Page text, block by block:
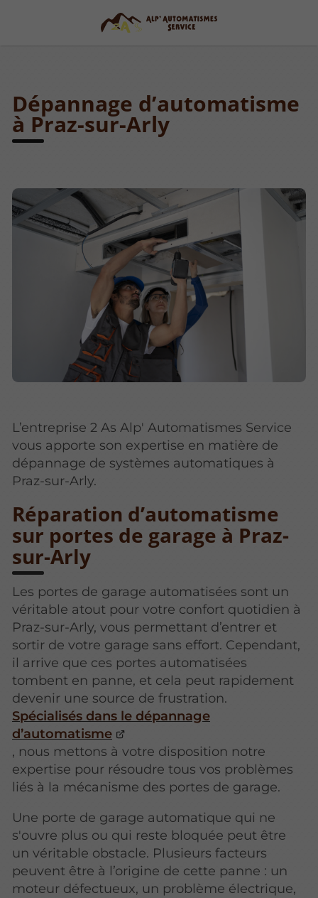
Dépannage d’automatisme
à Praz-sur-Arly
L’entreprise 2 As Alp' Automatismes Service
vous apporte son expertise en matière de
dépannage de systèmes automatiques à
Praz-sur-Arly.
Réparation d’automatisme
sur portes de garage à Praz-
sur-Arly
Les portes de garage automatisées sont un
véritable atout pour votre confort quotidien à
Praz-sur-Arly, vous permettant d’entrer et
sortir de votre garage sans effort. Cependant,
il arrive que ces portes automatisées
tombent en panne, et cela peut rapidement
devenir une source de frustration.
Spécialisés dans le dépannage
d’automatisme
, nous mettons à votre disposition notre
expertise pour résoudre tous vos problèmes
liés à la mécanisme des portes de garage.
Une porte de garage automatique qui ne
s'ouvre plus ou qui reste bloquée peut être
un véritable obstacle. Plusieurs facteurs
peuvent être à l’origine de cette panne : un
moteur défectueux, un problème électrique,